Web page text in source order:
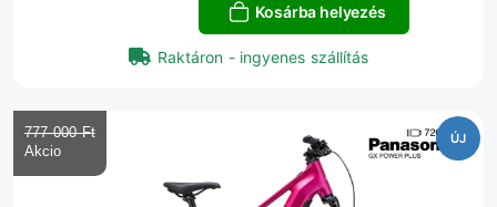
Kosárba helyezés
Raktáron - ingyenes szállítás
ÚJ
777 000 Ft‎